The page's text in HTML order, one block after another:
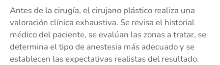
Antes de la cirugía, el cirujano plástico realiza una
valoración clínica exhaustiva. Se revisa el historial
médico del paciente, se evalúan las zonas a tratar, se
determina el tipo de anestesia más adecuado y se
establecen las expectativas realistas del resultado.